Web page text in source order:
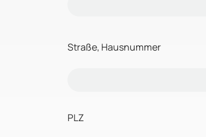
Straße, Hausnummer
PLZ